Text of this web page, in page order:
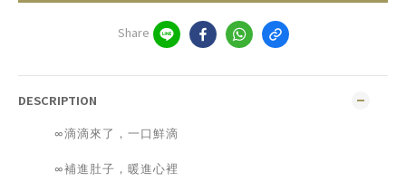
Share
DESCRIPTION
∞滴滴來了，一口鮮滴
∞補進肚子，暖進心裡